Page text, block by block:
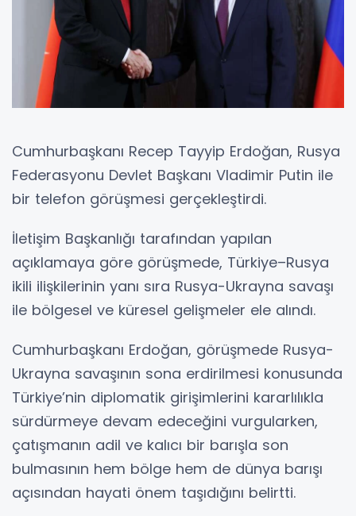
Cumhurbaşkanı Recep Tayyip Erdoğan, Rusya
Federasyonu Devlet Başkanı Vladimir Putin ile
bir telefon görüşmesi gerçekleştirdi.
İletişim Başkanlığı tarafından yapılan
açıklamaya göre görüşmede, Türkiye–Rusya
ikili ilişkilerinin yanı sıra Rusya-Ukrayna savaşı
ile bölgesel ve küresel gelişmeler ele alındı.
Cumhurbaşkanı Erdoğan, görüşmede Rusya-
Ukrayna savaşının sona erdirilmesi konusunda
Türkiye’nin diplomatik girişimlerini kararlılıkla
sürdürmeye devam edeceğini vurgularken,
çatışmanın adil ve kalıcı bir barışla son
bulmasının hem bölge hem de dünya barışı
açısından hayati önem taşıdığını belirtti.